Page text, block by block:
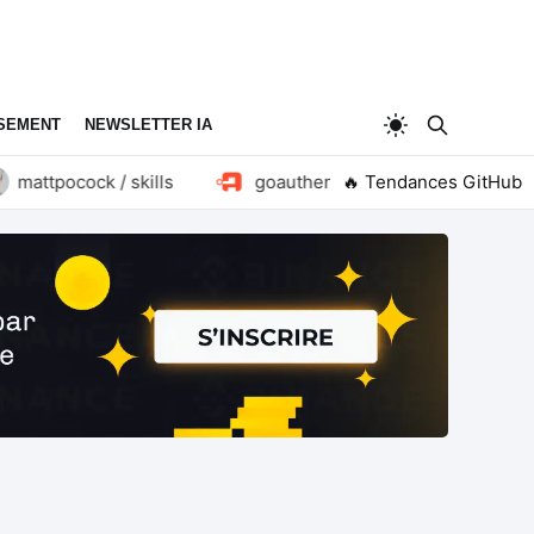
NEWSLETTER IA
/ skills goauthentik / authentik🔥 Tendances GitHub